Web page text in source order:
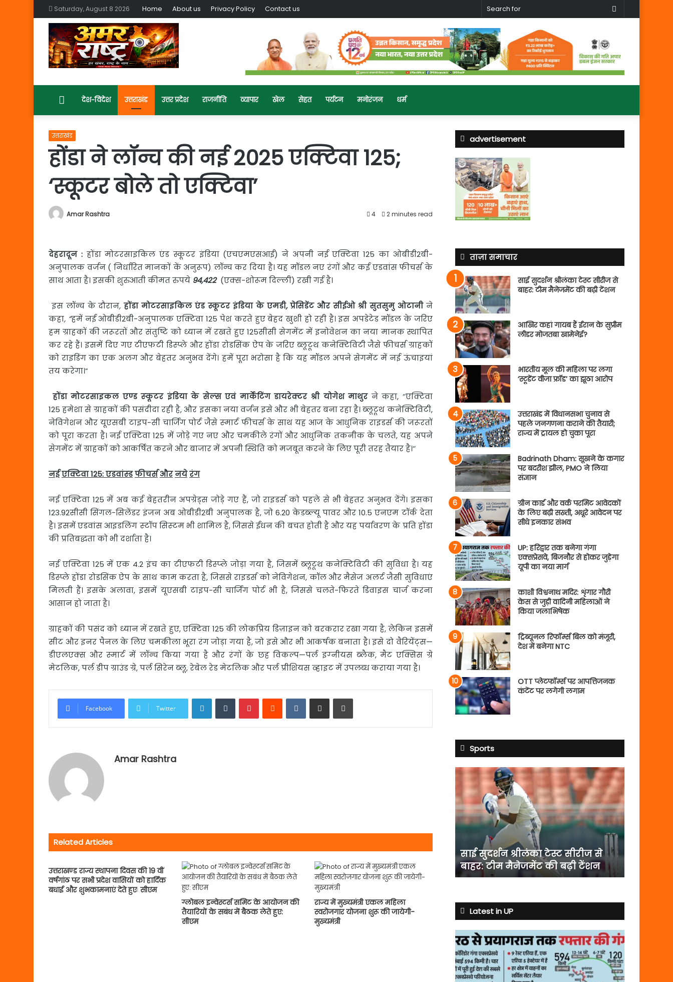
Saturday, August 8 2026 Home About us Privacy Policy Contact us
Search
Homeदेश-विदेश उत्तराखंड उत्तर प्रदेश राजनीति व्यापार खेल सेहत पर्यटन मनोरंजन धर्म
उत्तराखंड
होंडा ने लॉन्च की नई 2025 एक्टिवा 125;
‘स्कूटर बोले तो एक्टिवा’
Amar Rashtra 4 2 minutes read
देहरादून :होंडा मोटरसाइकिल एंड स्कूटर इंडिया (एचएमएसआई) ने अपनी नई एक्टिवा 125 का ओबीडी2बी-
अनुपालक वर्जन ( निर्धारित मानकों कें अनुरूप) लॉन्च कर दिया है। यह मॉडल नए रंगों और कई एडवांस फीचर्स के
साथ आता है। इसकी शुरुआती कीमत रुपये 94,422 (एक्स-शोरूम दिल्ली) रखी गई है।
इस लॉन्च के दौरान,होंडा मोटरसाइकिल एंड स्कूटर इंडिया के एमडी,प्रेसिडेंट और सीईओ श्री सुतसुमु ओटानीने
कहा, “हमें नई ओबीडी2बी-अनुपालक एक्टिवा 125 पेश करते हुए बेहद खुशी हो रही है। इस अपडेटेड मॉडल के जरिए
हम ग्राहकों की जरूरतों और संतुष्टि को ध्यान में रखते हुए 125सीसी सेगमेंट में इनोवेशन का नया मानक स्थापित
कर रहे हैं। इसमें दिए गए टीएफटी डिस्प्ले और होंडा रोडसिंक ऐप के जरिए ब्लूटूथ कनेक्टिविटी जैसे फीचर्स ग्राहकों
को राइडिंग का एक अलग और बेहतर अनुभव देंगे। हमें पूरा भरोसा है कि यह मॉडल अपने सेगमेंट में नई ऊंचाइयां
तय करेगा।”
होंडा मोटरसाइकल एण्ड स्कूटर इंडिया के सेल्स एवं मार्केटिंग डायरेक्टर श्री योगेश माथुरने कहा, ‘’एक्टिवा
125 हमेशा से ग्राहकों की पसंदीदा रही है, और इसका नया वर्जन इसे और भी बेहतर बना रहा है। ब्‍लूटूथ कनेक्टिविटी,
नेविगेशन और यूएसबी टाइप-सी चार्जिंग पोर्ट जैसे स्‍मार्ट फीचर्स के साथ यह आज के आधुनिक राइडर्स की जरूरतों
को पूरा करता है। नई एक्टिवा 125 में जोड़े गए नए और चमकीले रंगों और आधुनिक तकनीक के चलते, यह अपने
सेगमेंट में ग्राहकों को आकर्षित करने और बाजार में अपनी स्थिति को मजबूत करने के लिए पूरी तरह तैयार है।‘’
नईएक्टिवा125:एडवांस्डफीचर्स औरनयेरंग
नई एक्टिवा 125 में अब कई बेहतरीन अपग्रेड्स जोड़े गए हैं, जो राइडर्स को पहले से भी बेहतर अनुभव देंगे। इसका
123.92सीसी सिंगल-सिलेंडर इंजन अब ओबीडी2बी अनुपालक है, जो 6.20 केडब्‍ल्‍यू पावर और 10.5 एनएम टॉर्क देता
है। इसमें एडवांस आइडलिंग स्‍टॉप सिस्‍टम भी शामिल है, जिससे ईंधन की बचत होती है और यह पर्यावरण के प्रति होंडा
की प्रतिबद्धता को भी दर्शाता है।
नई एक्टिवा 125 में एक 4.2 इंच का टीएफटी डिस्‍प्‍ले जोड़ा गया है, जिसमें ब्‍लूटूथ कनेक्टिविटी की सुविधा है। यह
डिस्प्ले होंडा रोडसिंक ऐप के साथ काम करता है, जिससे राइडर्स को नेविगेशन, कॉल और मैसेज अलर्ट जैसी सुविधाएं
मिलती हैं। इसके अलावा, इसमें यूएसबी टाइप-सी चार्जिंग पोर्ट भी है, जिससे चलते-फिरते डिवाइस चार्ज करना
आसान हो जाता है।
ग्राहकों की पसंद को ध्यान में रखते हुए, एक्टिवा 125 की लोकप्रिय डिज़ाइन को बरकरार रखा गया है, लेकिन इसमें
सीट और इनर पैनल के लिए चमकीला भूरा रंग जोड़ा गया है, जो इसे और भी आकर्षक बनाता है। इसे दो वैरियेंट्स—
डीएलएक्स और स्‍मार्ट में लॉन्च किया गया है और रंगों के छह विकल्प—पर्ल इग्‍नीयस ब्‍लैक, मैट एक्सिस ग्रे
मेटलिक, पर्ल डीप ग्राउंड ग्रे, पर्ल सिरेन ब्‍लू, रेबेल रेड मेटलिक और पर्ल प्रीशियस व्‍हाइट में उपलब्ध कराया गया है।
Facebook Twitter
LinkedInTumblrPinterestReddit VKontakte
Share via Email Print
Amar Rashtra
Related Articles
उत्तराखण्ड राज्य स्थापना दिवस की 19 वीं
वर्षगांठ पर सभी प्रदेश वासियों को हार्दिक
बधाई और शुभकामनाएं देते हुएः सीएम
ग्लोबल इन्वेस्टर्स समिट के आयोजन की
तैयारियों के सबंध में बैठक लेते हुए:
सीएम
राज्य में मुख्यमंत्री एकल महिला
स्वरोजगार योजना शुरू की जायेगी-
मुख्यमंत्री
advertisement
ताज़ा समाचार
साई सुदर्शन श्रीलंका टेस्ट सीरीज से
बाहर: टीम मैनेजमेंट की बढ़ी टेंशन
आखिर कहां गायब हैं ईरान के सुप्रीम
लीडर मोजतबा खामेनेई?
भारतीय मूल की महिला पर लगा
‘स्टूडेंट वीजा फ्रॉड’ का झूठा आरोप
उत्तराखंड में विधानसभा चुनाव से
पहले जनगणना कराने की तैयारी;
राज्य में ट्रायल हो चुका पूरा
Badrinath Dham: सूखने के कगार
पर बदरीश झील, PMO ने लिया
संज्ञान
ग्रीन कार्ड और वर्क परमिट आवेदकों
के लिए बढ़ी सख्ती, अधूरे आवेदन पर
सीधे इनकार संभव
UP: हरिद्वार तक बनेगा गंगा
एक्सप्रेसवे, बिजनौर से होकर जुड़ेगा
यूपी का नया मार्ग
काशी विश्वनाथ मदिर: शृंगार गौरी
केस से जुड़ी वादिनी महिलाओं ने
किया जलाभिषेक
ट्रिब्यूनल रिफॉर्म्स बिल को मंजूरी,
देश में बनेगा NTC
OTT प्लेटफॉर्म्स पर आपत्तिजनक
कंटेंट पर लगेगी लगाम
Sports
साई
सुदर्शन
टेस्ट
सीरीज
से
मैनेजमेंट
की
बढ़ी
साई सुदर्शन श्रीलंका टेस्ट सीरीज से
बाहर: टीम मैनेजमेंट की बढ़ी टेंशन
Latest in UP